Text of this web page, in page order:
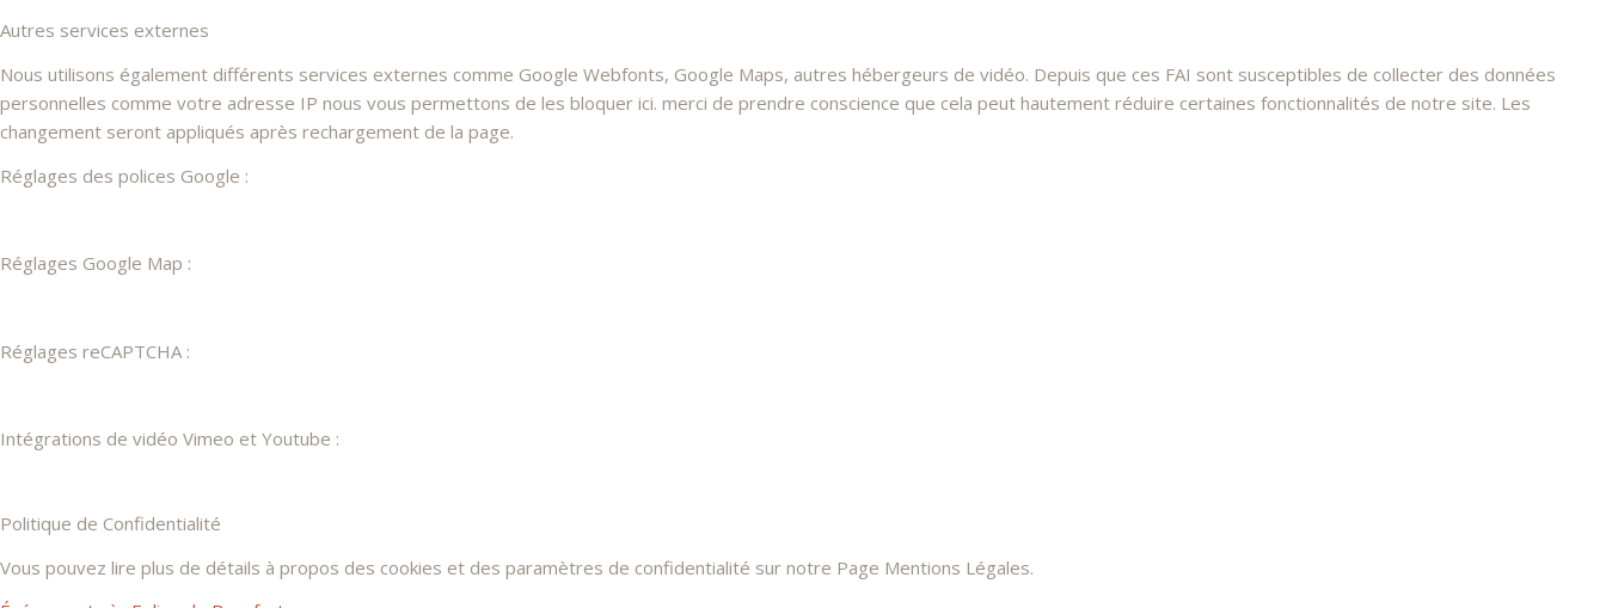
Autres services externes
Nous utilisons également différents services externes comme Google Webfonts, Google Maps, autres hébergeurs de vidéo. Depuis que ces FAI sont susceptibles de collecter des données
personnelles comme votre adresse IP nous vous permettons de les bloquer ici. merci de prendre conscience que cela peut hautement réduire certaines fonctionnalités de notre site. Les
changement seront appliqués après rechargement de la page.
Réglages des polices Google :
Réglages Google Map :
Réglages reCAPTCHA :
Intégrations de vidéo Vimeo et Youtube :
Politique de Confidentialité
Vous pouvez lire plus de détails à propos des cookies et des paramètres de confidentialité sur notre Page Mentions Légales.